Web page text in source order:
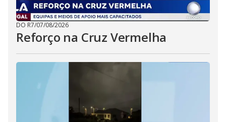
DO R7/07/08/2026
Reforço na Cruz Vermelha